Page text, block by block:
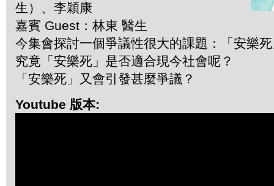
生）、李穎康
嘉賓 Guest：林東 醫生
今集會探討一個爭議性很大的課題：「安樂
究竟「安樂死」是否適合現今社會呢？
「安樂死」又會引發甚麼爭議？
Youtube 版本: